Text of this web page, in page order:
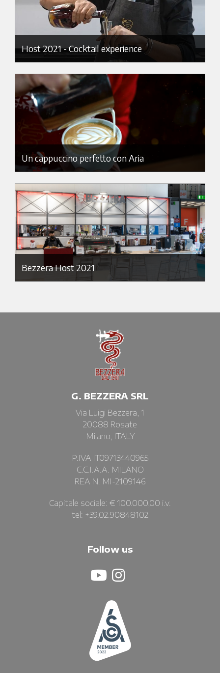
Host 2021 - Cocktail experience
Un cappuccino perfetto con Aria
Bezzera Host 2021
G. BEZZERA SRL
Via Luigi Bezzera, 1
20088 Rosate
Milano, ITALY
P.IVA IT09713440965
C.C.I.A.A. MILANO
REA N. MI-2109146
Capitale sociale: € 100.000,00 i.v.
tel: +39.02.90848102
Follow us